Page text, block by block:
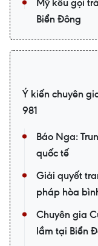
Biển Đông
Ý kiến chuyên
981
Báo Nga:
quốc tế
Giải quyết
pháp hòa
Chuyên gia
lầm tại Biển